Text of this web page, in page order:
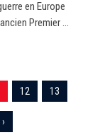
en Europe
Premier ...
12 13
›